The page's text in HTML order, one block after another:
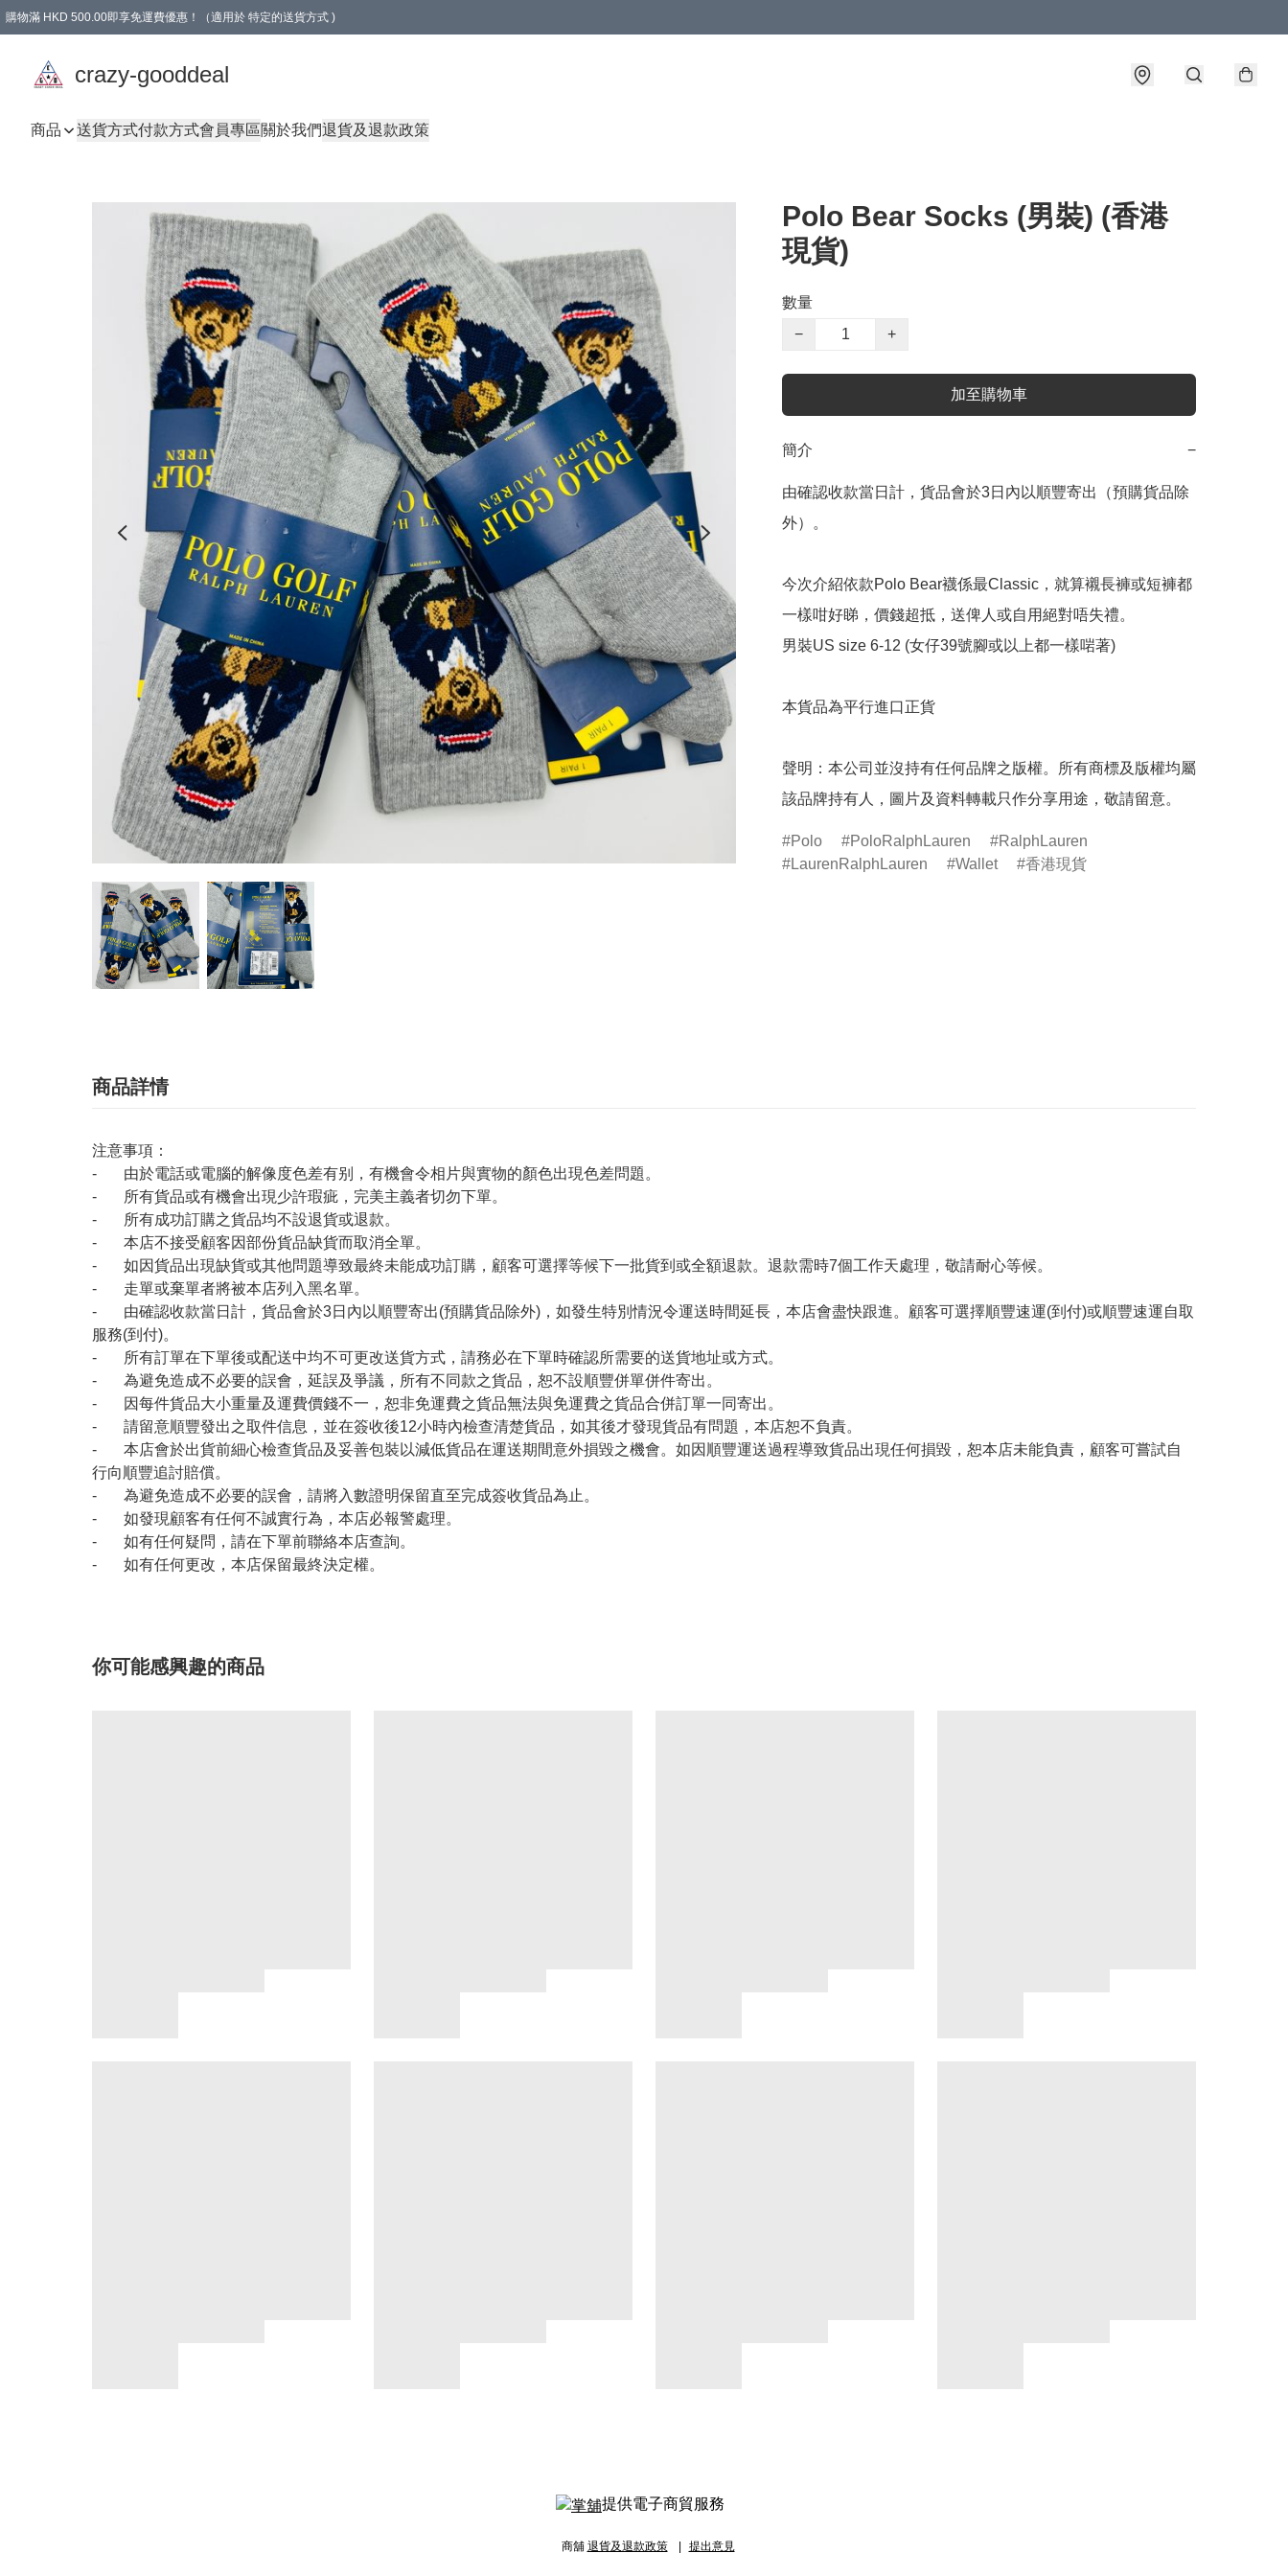
購物滿 HKD 500.00即享免運費優惠！（適用於 特定的送貨方式 )
crazy-gooddeal
商品 送貨方式付款方式會員專區關於我們退貨及退款政策
Polo Bear Socks (男裝) (香港
現貨)
數量
−
+
加至購物車
簡介 −
由確認收款當日計，貨品會於3日內以順豐寄出（預購貨品除
外）。
今次介紹依款Polo Bear襪係最Classic，就算襯長褲或短褲都
一樣咁好睇，價錢超抵，送俾人或自用絕對唔失禮。
男裝US size 6-12 (女仔39號腳或以上都一樣啱著)
本貨品為平行進口正貨
聲明：本公司並沒持有任何品牌之版權。所有商標及版權均屬
該品牌持有人，圖片及資料轉載只作分享用途，敬請留意。
Polo PoloRalphLauren
RalphLauren
LaurenRalphLauren
Wallet 香港現貨
商品詳情
注意事項：
- 由於電話或電腦的解像度色差有别，有機會令相片與實物的顏色出現色差問題。
- 所有貨品或有機會出現少許瑕疵，完美主義者切勿下單。
- 所有成功訂購之貨品均不設退貨或退款。
- 本店不接受顧客因部份貨品缺貨而取消全單。
- 如因貨品出現缺貨或其他問題導致最終未能成功訂購，顧客可選擇等候下一批貨到或全額退款。退款需時7個工作天處理，敬請耐心等候。
- 走單或棄單者將被本店列入黑名單。
- 由確認收款當日計，貨品會於3日內以順豐寄出(預購貨品除外)，如發生特別情況令運送時間延長，本店會盡快跟進。顧客可選擇順豐速運(到付)或順豐速運自取
服務(到付)。
- 所有訂單在下單後或配送中均不可更改送貨方式，請務必在下單時確認所需要的送貨地址或方式。
- 為避免造成不必要的誤會，延誤及爭議，所有不同款之貨品，恕不設順豐併單併件寄出。
- 因每件貨品大小重量及運費價錢不一，恕非免運費之貨品無法與免運費之貨品合併訂單一同寄出。
- 請留意順豐發出之取件信息，並在簽收後12小時內檢查清楚貨品，如其後才發現貨品有問題，本店恕不負責。
- 本店會於出貨前細心檢查貨品及妥善包裝以減低貨品在運送期間意外損毀之機會。如因順豐運送過程導致貨品出現任何損毀，恕本店未能負責，顧客可嘗試自
行向順豐追討賠償。
- 為避免造成不必要的誤會，請將入數證明保留直至完成簽收貨品為止。
- 如發現顧客有任何不誠實行為，本店必報警處理。
- 如有任何疑問，請在下單前聯絡本店查詢。
- 如有任何更改，本店保留最終決定權。
你可能感興趣的商品
提供電子商貿服務
商舖 退貨及退款政策 提出意見